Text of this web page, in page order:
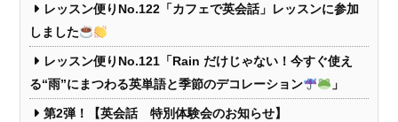
レッスン便りNo.122「カフェで英会話」レッスンに参加
しました
レッスン便りNo.121「Rain だけじゃない！今すぐ使え
る“雨”にまつわる英単語と季節のデコレーション
」
第2弾！【英会話 特別体験会のお知らせ】